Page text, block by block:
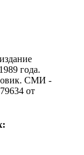
года.
CМИ -
от